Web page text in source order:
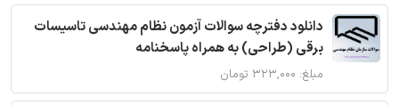
دانلود دفترچه سوالات آزمون نظام مهندسی تاسیسات
برقی (طراحی) به همراه پاسخنامه
مبلغ: ۳۲۳,۰۰۰ تومان